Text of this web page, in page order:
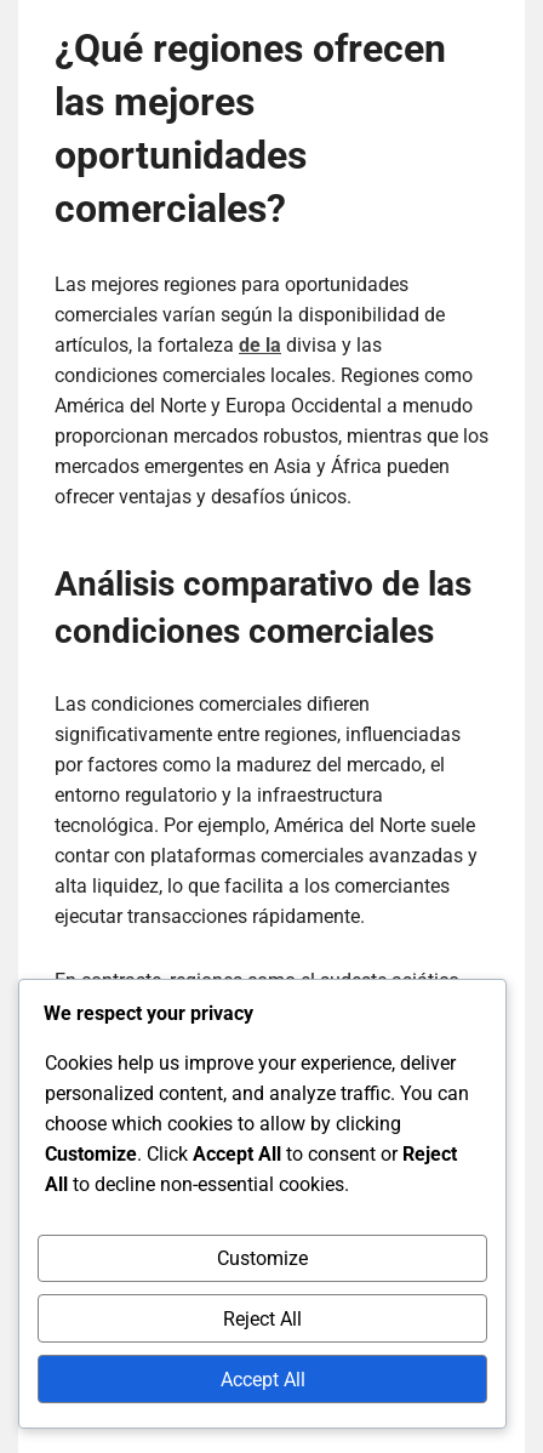
¿Qué regiones ofrecen
las mejores
oportunidades
comerciales?
Las mejores regiones para oportunidades
comerciales varían según la disponibilidad de
artículos, la fortaleza de la divisa y las
condiciones comerciales locales. Regiones como
América del Norte y Europa Occidental a menudo
proporcionan mercados robustos, mientras que los
mercados emergentes en Asia y África pueden
ofrecer ventajas y desafíos únicos.
Análisis comparativo de las
condiciones comerciales
Las condiciones comerciales difieren
significativamente entre regiones, influenciadas
por factores como la madurez del mercado, el
entorno regulatorio y la infraestructura
tecnológica. Por ejemplo, América del Norte suele
contar con plataformas comerciales avanzadas y
alta liquidez, lo que facilita a los comerciantes
ejecutar transacciones rápidamente.
En contraste, regiones como el sudeste asiático
pueden tener una infraestructura menos
más lentos y costos más altos. Sin embargo, estas
áreas pueden presentar oportunidades para los
comerciantes dispuestos a navegar por las
regulaciones locales y las particularidades del
mercado.
Comprender estas condiciones es crucial para los
comerciantes que buscan optimizar sus
estrategias. Un análisis exhaustivo de los horarios
comerciales locales, las tarifas de transacción y
los instrumentos comerciales disponibles puede
proporcionar una ventaja competitiva.
We respect your privacy
Cookies help us improve your experience, deliver
personalized content, and analyze traffic. You can
choose which cookies to allow by clicking
Customize. Click Accept All to consent or Reject
All to decline non-essential cookies.
Customize
Reject All
Accept All